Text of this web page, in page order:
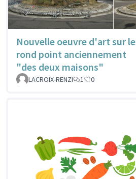
Nouvelle oeuvre d'art sur le
rond point anciennement
"des deux maisons"
LACROIX-RENZI 1 0